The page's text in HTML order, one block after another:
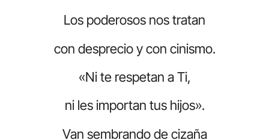
Los poderosos nos tratan
con desprecio y con cinismo.
«Ni te respetan a Ti,
ni les importan tus hijos».
Van sembrando de cizaña